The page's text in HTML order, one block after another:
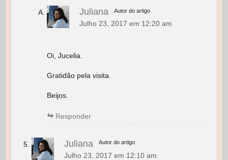
Juliana Autor do artigo
Julho 23, 2017 em 12:20 am
Oi, Jucelia.
Gratidão pela visita.
Beijos.
Responder
Juliana Autor do artigo
Julho 23, 2017 em 12:10 am